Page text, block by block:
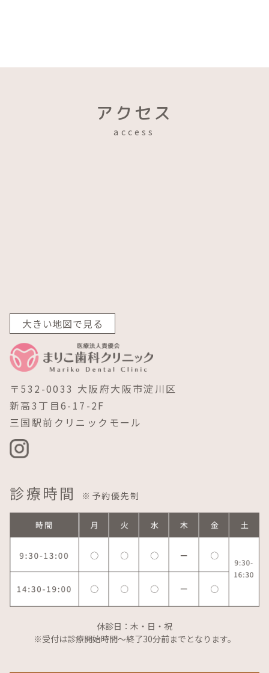
アクセス
access
大きい地図で見る
〒532-0033 大阪府大阪市淀川区
新高3丁目6-17-2F
三国駅前クリニックモール
診療時間 ※予約優先制
休診日：木・日・祝
※受付は診療開始時間～終了30分前までとなります。